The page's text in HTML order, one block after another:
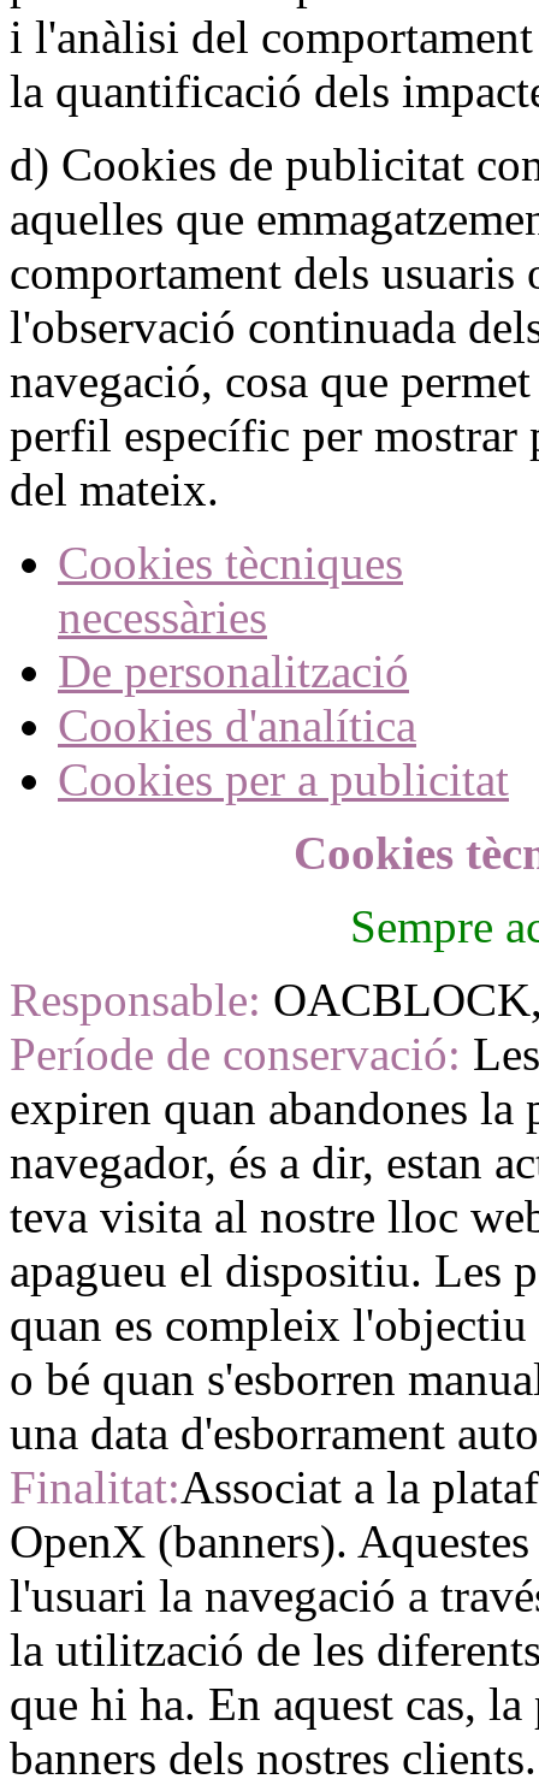
i l'anàlisi del
la quantificació dels
d) Cookies de publicitat
aquelles que
comportament dels usuaris
l'observació continuada
navegació, cosa que
perfil específic per
del mateix.
Cookies tècniques
necessàries
De personalització
Cookies d'analítica
Cookies per a publicitat
Cookies
Sempre
Responsable:
Període de conservació:
expiren quan abandones la
navegador, és a dir, estan
teva visita al nostre lloc
apagueu el dispositiu. Les
quan es compleix
o bé quan s'esborren
una data d'esborrament
Finalitat:Associat a la
OpenX (banners).
l'usuari la navegació a
la utilització de les
que hi ha. En aquest cas,
banners dels nostres clients.